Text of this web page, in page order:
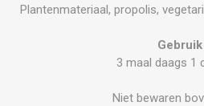
Plantenmateriaal, propolis,
Gebruik
3 maal daags 1
Niet bewaren